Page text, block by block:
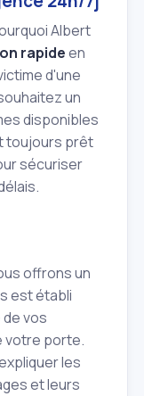
Albert
rapideen
d'une
un
disponibles
toujours prêt
sécuriser
offrons un
est établi
vos
votre porte.
les
et leurs